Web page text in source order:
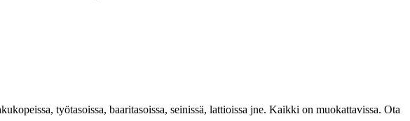
työtasoissa, baaritasoissa, seinissä, lattioissa jne. Kaikki on muokattavissa. Ota